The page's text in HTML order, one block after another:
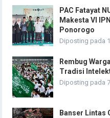
PAC Fatayat
Makesta VI
Ponorogo
Diposting pada
Rembug
Tradisi
Diposting pada
Banser Lintas